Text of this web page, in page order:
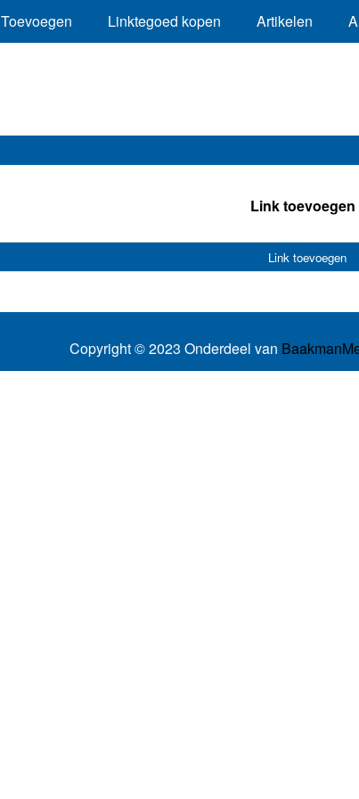
Toevoegen Linktegoed kopen Artikelen
Link toevoegen
Link toevoegen
Copyright © 2023 Onderdeel van